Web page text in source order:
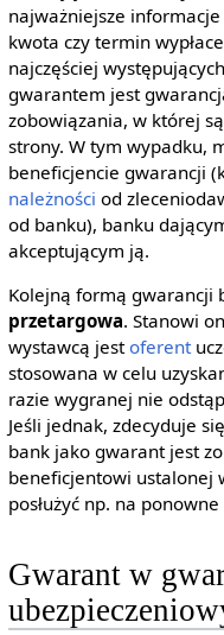
najważniejsze
kwota czy termin
najczęściej
gwarantem jest
zobowiązania, w której
strony. W tym wypadku,
beneficjencie gwarancji
należności od
od banku), banku
akceptującym ją.
Kolejną formą gwarancji
przetargowa. Stanowi
wystawcą jestoferent
stosowana w celu
razie wygranej nie
Jeśli jednak, zdecyduje
bank jako gwarant jest
beneficjentowi ustalonej
posłużyć np. na
Gwarant w